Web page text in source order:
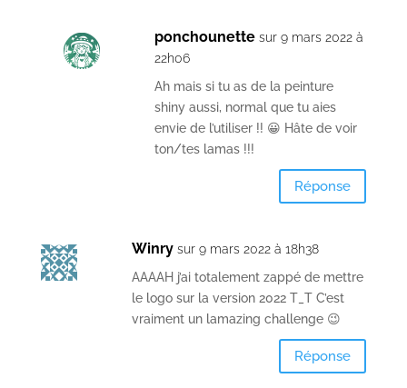
ponchounette sur 9 mars 2022 à
22h06
Ah mais si tu as de la peinture
shiny aussi, normal que tu aies
envie de l’utiliser !! 😀 Hâte de voir
ton/tes lamas !!!
Réponse
Winry sur 9 mars 2022 à 18h38
AAAAH j’ai totalement zappé de mettre
le logo sur la version 2022 T_T C’est
vraiment un lamazing challenge 😉
Réponse